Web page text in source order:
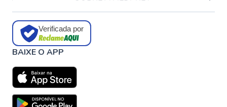
Verificada por
BAIXE O APP